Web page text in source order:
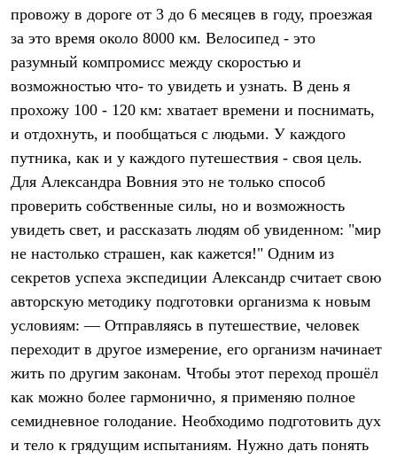
Софтшелл одежда
Куртки
Брюки
Лёгкая одежда
Рубашки
Футболки
Брюки
Термобелье
Теплое термобелье
Среднее термобелье
Легкое термобелье
Флисовая одежда
Куртки
Брюки
Детская одежда
Комбинезоны
Куртки
Брюки
Утепленная синтетикой
Комбинезоны
Куртки
Лёгкая одежда
Футболки
провожу в дороге от 3 до 6 месяцев в году, проезжая
за это время около 8000 км. Велосипед - это
разумный компромисс между скоростью и
возможностью что- то увидеть и узнать. В день я
прохожу 100 - 120 км: хватает времени и поснимать,
и отдохнуть, и пообщаться с людьми. У каждого
путника, как и у каждого путешествия - своя цель.
Для Александра Вовния это не только способ
проверить собственные силы, но и возможность
увидеть свет, и рассказать людям об увиденном: "мир
не настолько страшен, как кажется!" Одним из
секретов успеха экспедиции Александр считает свою
авторскую методику подготовки организма к новым
условиям: — Отправляясь в путешествие, человек
переходит в другое измерение, его организм начинает
жить по другим законам. Чтобы этот переход прошёл
как можно более гармонично, я применяю полное
семидневное голодание. Необходимо подготовить дух
и тело к грядущим испытаниям. Нужно дать понять